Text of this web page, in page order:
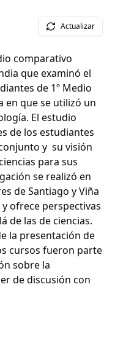
Actualizar
comparativo
que examinó el
de 1º Medio
en que se utilizó un
El estudio
de los estudiantes
y su visión
para sus
se realizó en
de Santiago y Viña
ofrece perspectivas
de las de ciencias.
la presentación de
cursos fueron parte
sobre la
de discusión con